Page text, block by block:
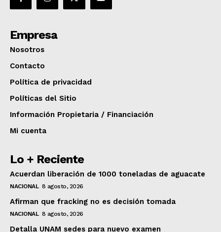
Empresa
Nosotros
Contacto
Política de privacidad
Políticas del Sitio
Información Propietaria / Financiación
Mi cuenta
Lo + Reciente
Acuerdan liberación de 1000 toneladas de aguacate
NACIONAL 8 agosto, 2026
Afirman que fracking no es decisión tomada
NACIONAL 8 agosto, 2026
Detalla UNAM sedes para nuevo examen